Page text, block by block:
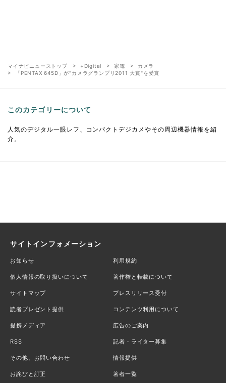
マイナビニューストップ +Digital 家電
カメラ
「PENTAX 645D」が"カメラグランプリ2011 大賞"を受賞
このカテゴリーについて
人気のデジタル一眼レフ、コンパクトデジカメやその周辺機器情報を紹
介。
サイトインフォメーション
お知らせ 利用規約
個人情報の取り扱いについて 著作権と転載について
サイトマップ プレスリリース受付
読者プレゼント提供 コンテンツ利用について
提携メディア 広告のご案内
RSS 記者・ライター募集
その他、お問い合わせ 情報提供
お詫びと訂正 著者一覧